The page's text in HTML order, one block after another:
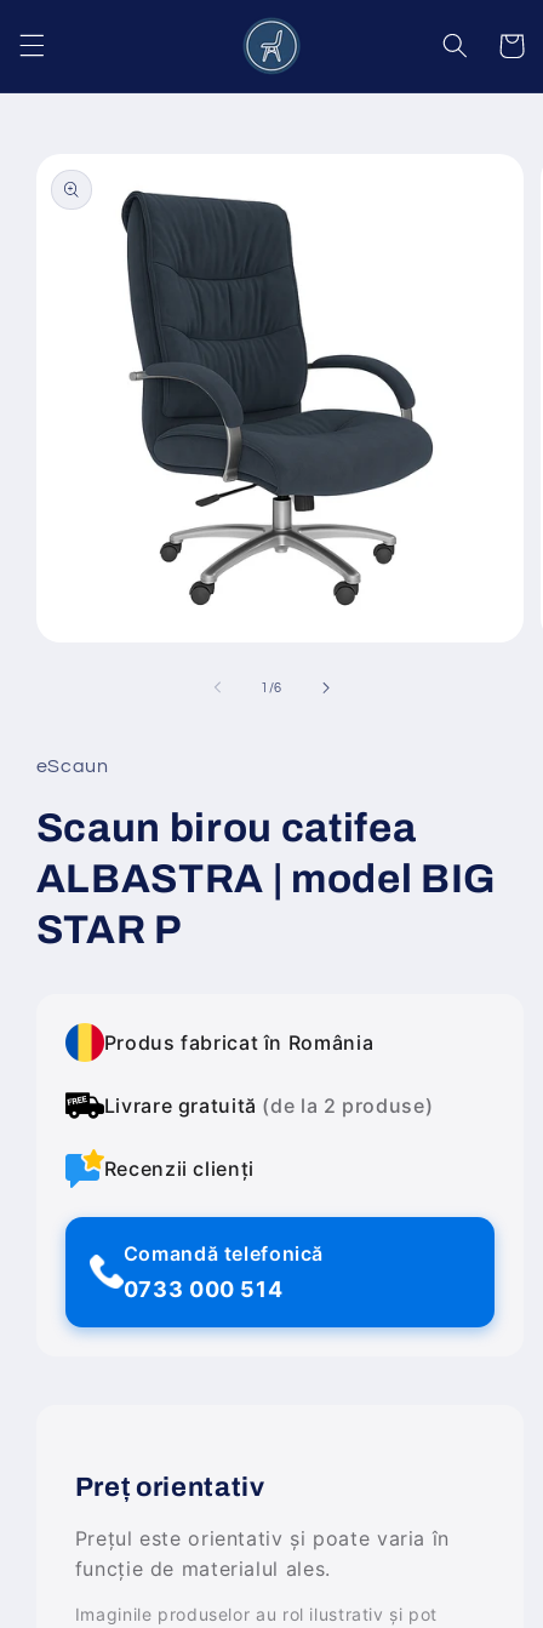
conținut
Coș
informațiile
despre
produs
fereastră
modală
1 /din
6
eScaun
Scaun birou catifea
ALBASTRA | model BIG
STAR P
Produs fabricat în România
Livrare gratuită (de la 2 produse)
Recenzii clienți
Comandă telefonică
0733 000 514
Preț orientativ
Prețul este orientativ și poate varia în
funcție de materialul ales.
Imaginile produselor au rol ilustrativ și pot